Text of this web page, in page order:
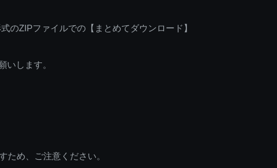
ZIPファイルでの【まとめてダウンロード】
します。
ため、ご注意ください。